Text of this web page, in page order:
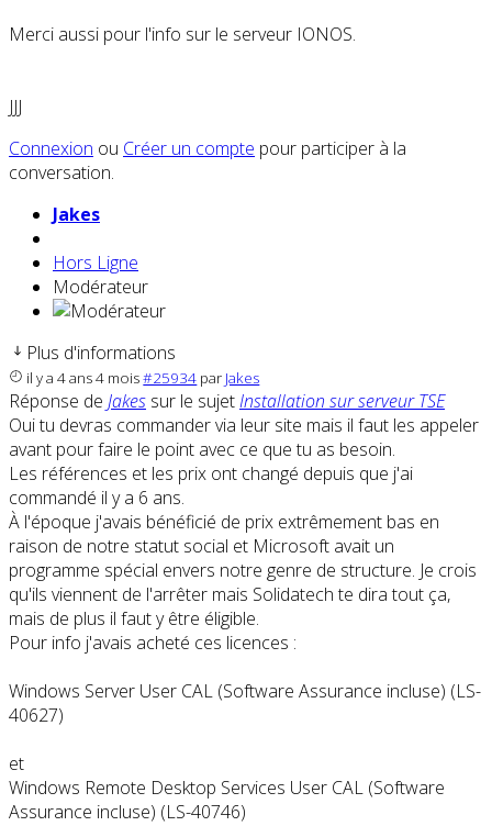
Merci aussi pour l'info sur le serveur IONOS.
JJJ
Connexion ou Créer un compte pour participer à la
conversation.
Jakes
Hors Ligne
Modérateur
Plus d'informations
il y a 4 ans 4 mois#25934 par Jakes
Réponse de Jakes sur le sujetInstallation sur serveur TSE
Oui tu devras commander via leur site mais il faut les appeler
avant pour faire le point avec ce que tu as besoin.
Les références et les prix ont changé depuis que j'ai
commandé il y a 6 ans.
À l'époque j'avais bénéficié de prix extrêmement bas en
raison de notre statut social et Microsoft avait un
programme spécial envers notre genre de structure. Je crois
qu'ils viennent de l'arrêter mais Solidatech te dira tout ça,
mais de plus il faut y être éligible.
Pour info j'avais acheté ces licences :
Windows Server User CAL (Software Assurance incluse) (LS-
40627)
et
Windows Remote Desktop Services User CAL (Software
Assurance incluse) (LS-40746)